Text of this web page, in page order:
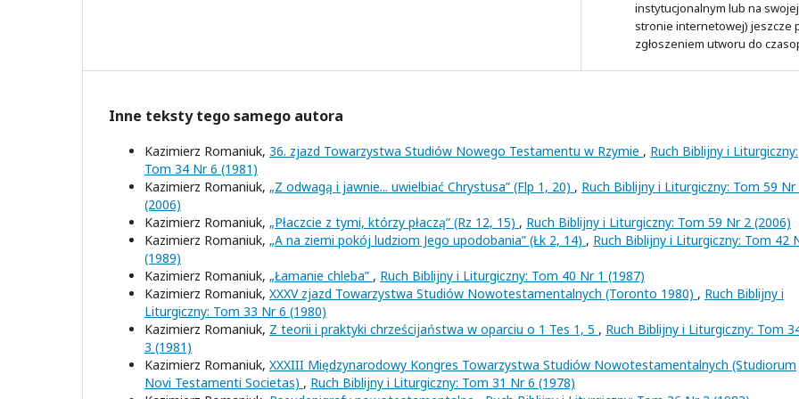
instytucjonalnym lub na swojej
stronie internetowej) jeszcze
zgłoszeniem utworu do
Inne teksty tego samego autora
Kazimierz Romaniuk, 36. zjazd Towarzystwa Studiów Nowego Testamentu w Rzymie , Ruch Biblijny i Liturgiczny:
Tom 34 Nr 6 (1981)
Kazimierz Romaniuk, „Z odwagą i jawnie... uwielbiać Chrystusa” (Flp 1, 20) , Ruch Biblijny i Liturgiczny: Tom 59 Nr
(2006)
Kazimierz Romaniuk, „Płaczcie z tymi, którzy płaczą” (Rz 12, 15) , Ruch Biblijny i Liturgiczny: Tom 59 Nr 2 (2006)
Kazimierz Romaniuk, „A na ziemi pokój ludziom Jego upodobania” (Łk 2, 14) , Ruch Biblijny i Liturgiczny: Tom 42
(1989)
Kazimierz Romaniuk, „Łamanie chleba” , Ruch Biblijny i Liturgiczny: Tom 40 Nr 1 (1987)
Kazimierz Romaniuk, XXXV zjazd Towarzystwa Studiów Nowotestamentalnych (Toronto 1980) , Ruch Biblijny i
Liturgiczny: Tom 33 Nr 6 (1980)
Kazimierz Romaniuk, Z teorii i praktyki chrześcijaństwa w oparciu o 1 Tes 1, 5 , Ruch Biblijny i Liturgiczny: Tom
3 (1981)
Kazimierz Romaniuk, XXXIII Międzynarodowy Kongres Towarzystwa Studiów Nowotestamentalnych (Studiorum
Novi Testamenti Societas) , Ruch Biblijny i Liturgiczny: Tom 31 Nr 6 (1978)